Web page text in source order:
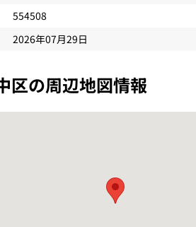
554508
2026年07月29日
区の周辺地図情報